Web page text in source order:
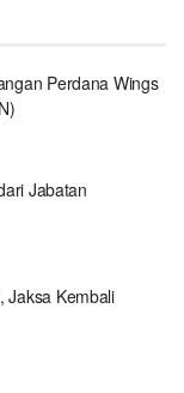
Perdana Wings
Jabatan
Jaksa Kembali